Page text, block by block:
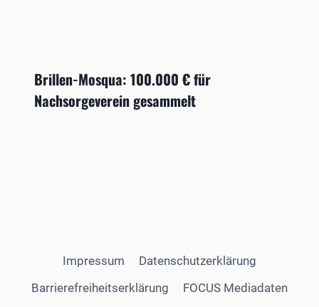
Brillen-Mosqua: 100.000 € für
Nachsorgeverein gesammelt
Impressum
Datenschutzerklärung
Barrierefreiheitserklärung
FOCUS Mediadaten